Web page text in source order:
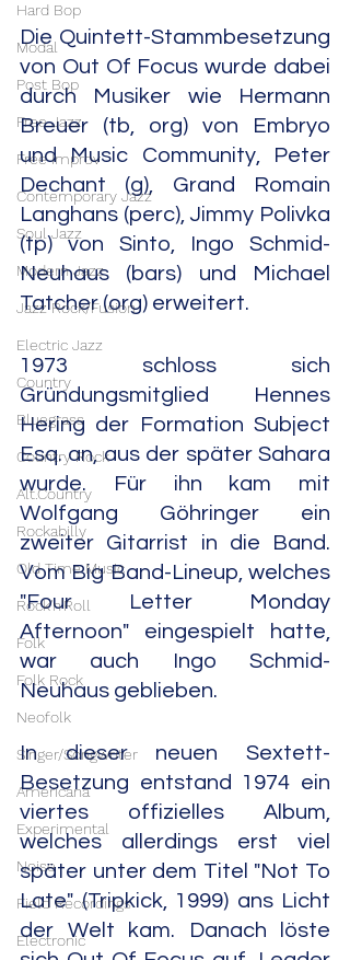
Hard Bop
Modal
Post Bop
Free Jazz
Free Improv
Contemporary Jazz
Soul Jazz
Modern Jazz
Jazz Rock/Fusion
Electric Jazz
Country
Bluegrass
Country Rock
Alt.Country
Rockabilly
Old Time Music
Rock'n'Roll
Folk
Folk Rock
Neofolk
Singer/Songwriter
Americana
Experimental
Noise
Field Recordings
Electronic
Die Quintett-Stammbesetzung
von Out Of Focus wurde dabei
durch Musiker wie Hermann
Breuer (tb, org) von Embryo
und Music Community, Peter
Dechant (g), Grand Romain
Langhans (perc), Jimmy Polivka
(tp) von Sinto, Ingo Schmid-
Neuhaus (bars) und Michael
Tatcher (org) erweitert.
1973 schloss sich
Gründungsmitglied Hennes
Hering der Formation Subject
Esq. an, aus der später Sahara
wurde. Für ihn kam mit
Wolfgang Göhringer ein
zweiter Gitarrist in die Band.
Vom Big Band-Lineup, welches
"Four Letter Monday
Afternoon" eingespielt hatte,
war auch Ingo Schmid-
Neuhaus geblieben.
In dieser neuen Sextett-
Besetzung entstand 1974 ein
viertes offizielles Album,
welches allerdings erst viel
später unter dem Titel "Not To
Late" (Tripkick, 1999) ans Licht
der Welt kam. Danach löste